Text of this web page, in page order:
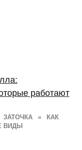
ЗАТОЧКА »
КАК
ВИДЫ
работают